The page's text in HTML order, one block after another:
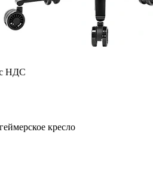
НДС
геймерское кресло